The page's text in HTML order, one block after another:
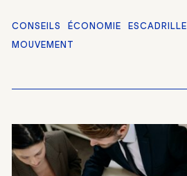
CONSEILS ÉCONOMIE
ESCADRILLE
MOUVEMENT